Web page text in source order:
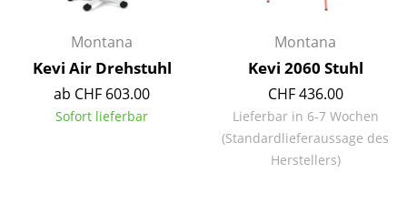
Konferenztische
Stehtische & Stehpulte
Montana
Kevi Air Drehstuhl
ab CHF 603.00
Sofort lieferbar
Montana
Kevi 2060 Stuhl
CHF 436.00
Lieferbar in 6-7 Wochen
(Standardlieferaussage des
Herstellers)